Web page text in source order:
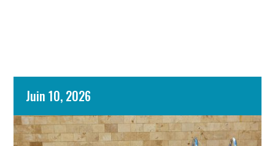
Juin 10, 2026